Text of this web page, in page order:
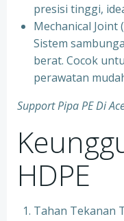
presisi tinggi,
Mechanical Joint
Sistem
berat. Cocok
perawatan
Support Pipa PE Di
HDPE
Tahan Tekanan